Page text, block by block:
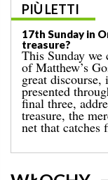
PIÙ LETTI
16th Sunday in Ordinary Time – Year A: Three
Scandalous
‘The kingdom
of the sower,
Gospel
reveal the
heaven among
Gospel
known as the